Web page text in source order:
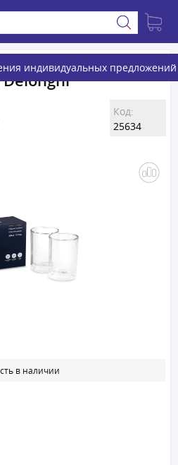
индивидуальных предложений
Код:
25634
в наличии